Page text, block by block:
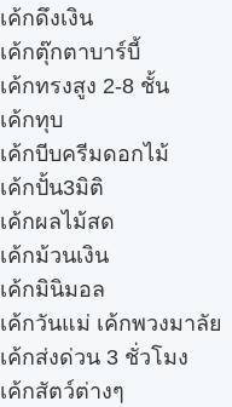
เค้กดึงเงิน
เค้กตุ๊กตาบาร์บี้
เค้กทรงสูง 2-8 ชั้น
เค้กทุบ
เค้กบีบครีมดอกไม้
เค้กปั้น3มิติ
เค้กผลไม้สด
เค้กม้วนเงิน
เค้กมินิมอล
เค้กวันแม่ เค้กพวงมาลัย
เค้กส่งด่วน 3 ชั่วโมง
เค้กสัตว์ต่างๆ